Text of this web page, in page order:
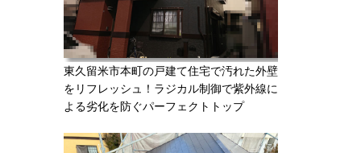
東久留米市本町の戸建て住宅で汚れた外壁
をリフレッシュ！ラジカル制御で紫外線に
よる劣化を防ぐパーフェクトトップ